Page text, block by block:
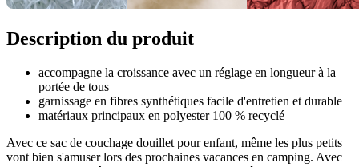
Description du produit
accompagne la croissance avec un réglage en longueur à la
portée de tous
garnissage en fibres synthétiques facile d'entretien et durable
matériaux principaux en polyester 100 % recyclé
Avec ce sac de couchage douillet pour enfant, même les plus petits
vont bien s'amuser lors des prochaines vacances en camping. Avec